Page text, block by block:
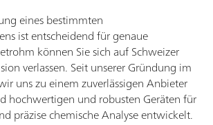
eines bestimmten
ist entscheidend für genaue
können Sie sich auf Schweizer
verlassen. Seit unserer Gründung im
uns zu einem zuverlässigen Anbieter
hochwertigen und robusten Geräten für
präzise chemische Analyse entwickelt.